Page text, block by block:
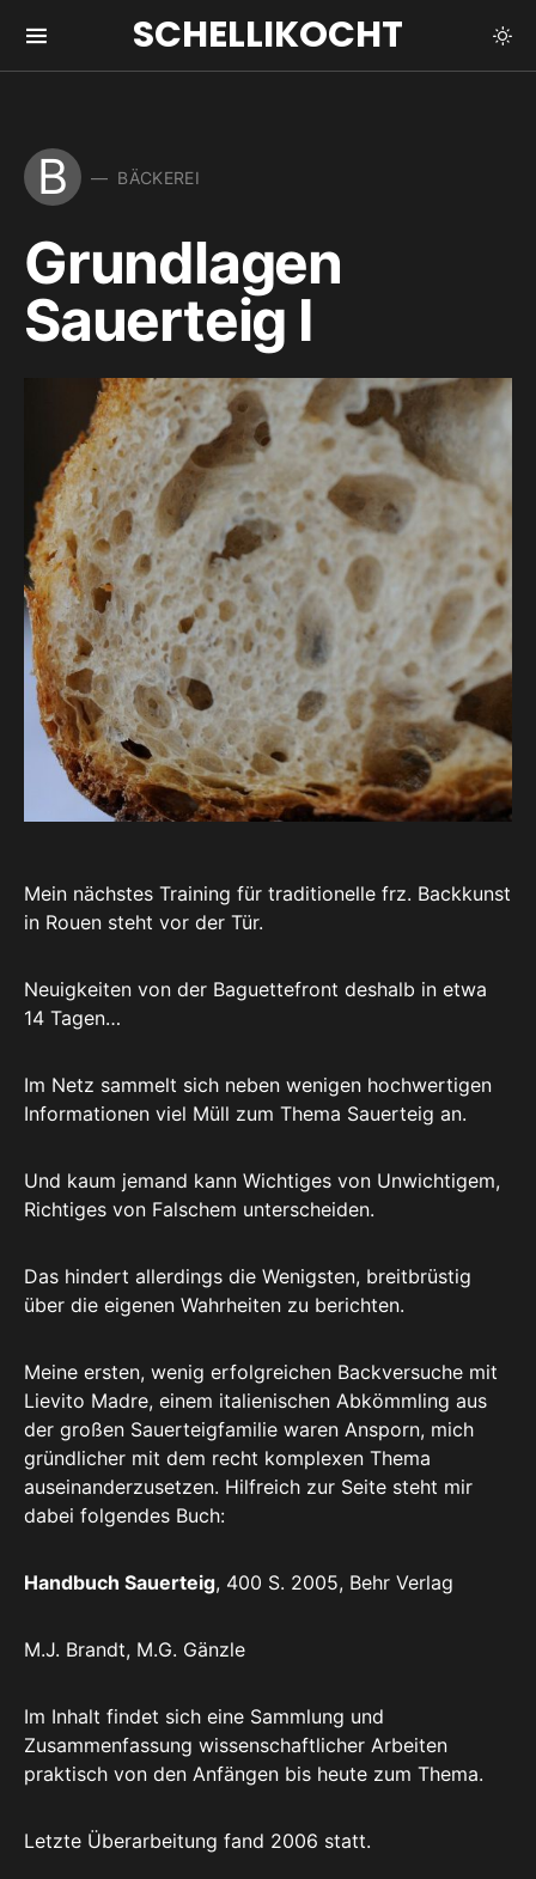
SCHELLIKOCHT
B BÄCKEREI
Grundlagen
Sauerteig I
Mein nächstes Training für traditionelle frz. Backkunst
in Rouen steht vor der Tür.
Neuigkeiten von der Baguettefront deshalb in etwa
14 Tagen…
Im Netz sammelt sich neben wenigen hochwertigen
Informationen viel Müll zum Thema Sauerteig an.
Und kaum jemand kann Wichtiges von Unwichtigem,
Richtiges von Falschem unterscheiden.
Das hindert allerdings die Wenigsten, breitbrüstig
über die eigenen Wahrheiten zu berichten.
Meine ersten, wenig erfolgreichen Backversuche mit
Lievito Madre, einem italienischen Abkömmling aus
der großen Sauerteigfamilie waren Ansporn, mich
gründlicher mit dem recht komplexen Thema
auseinanderzusetzen. Hilfreich zur Seite steht mir
dabei folgendes Buch:
Handbuch Sauerteig, 400 S. 2005, Behr Verlag
M.J. Brandt, M.G. Gänzle
Im Inhalt findet sich eine Sammlung und
Zusammenfassung wissenschaftlicher Arbeiten
praktisch von den Anfängen bis heute zum Thema.
Letzte Überarbeitung fand 2006 statt.